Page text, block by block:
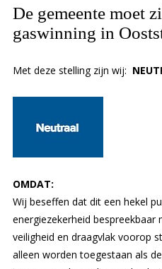
De gemeente moet
gaswinning in
Met deze stelling zijn wij:
OMDAT:
Wij beseffen dat dit een hekel
energiezekerheid
veiligheid en draagvlak voorop
alleen worden toegestaan als